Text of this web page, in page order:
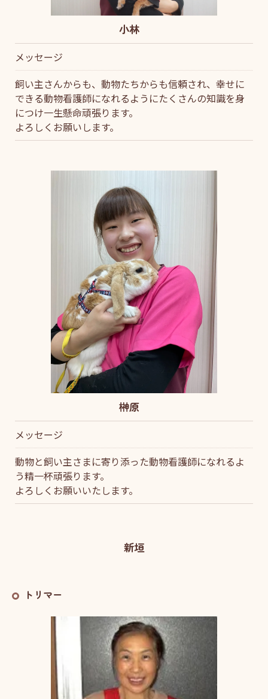
小林
メッセージ
飼い主さんからも、動物たちからも信頼され、幸せに
できる動物看護師になれるようにたくさんの知識を身
につけ一生懸命頑張ります。
よろしくお願いします。
榊原
メッセージ
動物と飼い主さまに寄り添った動物看護師になれるよ
う精一杯頑張ります。
よろしくお願いいたします。
新垣
トリマー